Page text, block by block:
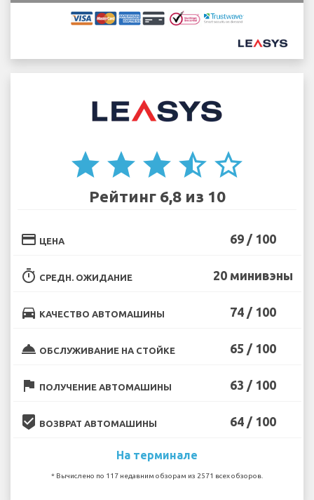
star star star star_half star_border
Рейтинг 6,8 из 10
credit_card ЦЕНА 69 / 100
timer СРЕДН. ОЖИДАНИЕ 20 минивэны
directions_car КАЧЕСТВО АВТОМАШИНЫ 74 / 100
room_service ОБСЛУЖИВАНИЕ НА СТОЙКЕ 65 / 100
flag ПОЛУЧЕНИЕ АВТОМАШИНЫ 63 / 100
beenhere ВОЗВРАТ АВТОМАШИНЫ 64 / 100
На терминале
* Вычислено по 117 недавним обзорам из 2571 всех обзоров.